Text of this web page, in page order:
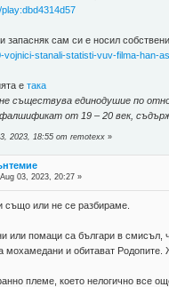
запасняк сам си е носил
vojnici-stanali-statisti-vuv-filma-han-
етака
съществува единодушие по
от 19 – 20 век,
2023, 18:55 от remotexx »
Aug 03, 2023, 20:27 »
също или не се разбираме.
или помаци са българи в смисъл,
мохамедани и обитават
племе, което нелогично все